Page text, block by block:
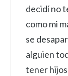
decidí no
como mi
se
alguien
tener hijos